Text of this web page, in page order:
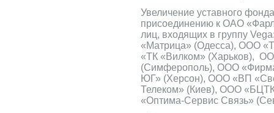
Увеличение уставного
присоединению к ОАО
лиц, входящих в группу
«Матрица» (Одесса), ООО
«ТК «Вилком» (Харьков),
(Симферополь), ООО
ЮГ» (Херсон), ООО «ВП
Телеком» (Киев), ООО
«Оптима-Сервис Связь»